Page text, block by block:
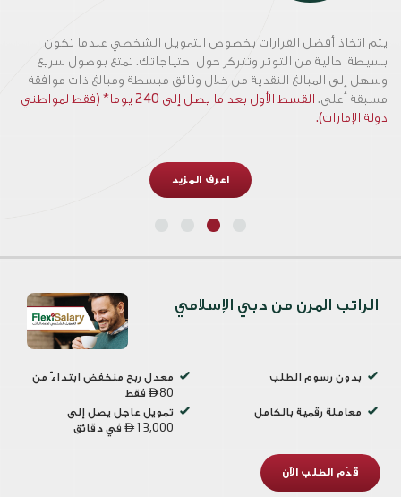
يتم اتخاذ أفضل القرارات بخصوص التمويل الشخصي عندما تكون
بسيطة، خالية من التوتر وتتركز حول احتياجاتك. تمتع بوصول سريع
وسهل إلى المبالغ النقدية من خلال وثائق مبسطة ومبالغ ذات موافقة
مسبقة أعلى.
القسط الأول بعد ما يصل إلى 240 يوما* (فقط لمواطني
دولة الإمارات).
اعرف المزيد
الراتب المرن من دبي الإسلامي
بدون رسوم الطلب
معدل ربح منخفض ابتداءً من
80 فقط
معاملة رقمية بالكامل
تمويل عاجل يصل إلى
 13,000 في دقائق
قدّم الطلب الآن